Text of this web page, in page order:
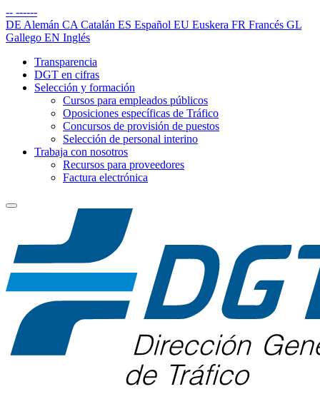
-- ------
DE Alemán CA Catalán ES Español EU Euskera FR Francés GL
Gallego EN Inglés
Transparencia
DGT en cifras
Selección y formación
Cursos para empleados públicos
Oposiciones específicas de Tráfico
Concursos de provisión de puestos
Selección de personal interino
Trabaja con nosotros
Recursos para proveedores
Factura electrónica